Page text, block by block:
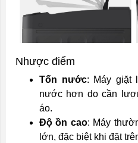
Nhược điểm
Tốn nước: Máy giặt
nước hơn do cần
áo.
Độ ồn cao: Máy
lớn, đặc biệt khi đặt